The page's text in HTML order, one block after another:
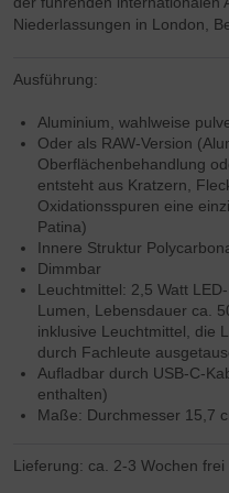
Niederlassungen in London,
Ausführung:
Aluminium, wahlweise
Oder als RAW-Version
Oberflächenbehandlung
entsteht aus Kratzern,
Oxidationsspuren eine
Patina)
Innere Struktur
Dimmbar
Leuchtmittel: 2,5 Watt
Lumen, Lebensdauer ca.
inklusive Leuchtmittel, die
durch Fachleute
Aufladbar durch USB-C-
enthalten)
Maße: Durchmesser 15,7
Lieferung: ca. 2-3 Wochen